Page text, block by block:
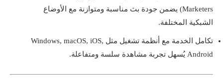
Marketers) يضمن جودة بث مناسبة ومتوازنة مع الأوضاع
الشبكية المختلفة.
تكامل الخدمة مع أنظمة تشغيل مثل Windows, macOS, iOS,
Android يُسهل تجربة مشاهدة سلسة ومتفاعلة.